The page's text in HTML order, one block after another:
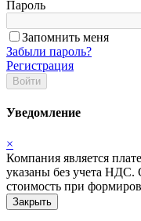
Пароль
Запомнить меня
Забыли пароль?
Регистрация
Войти
Уведомление
×
Компания является
указаны без учета
стоимость при
Закрыть